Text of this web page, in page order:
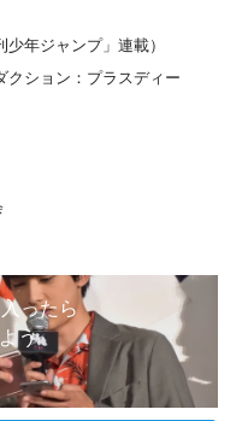
年ジャンプ」連載）
ション：プラスディー
ったら
う